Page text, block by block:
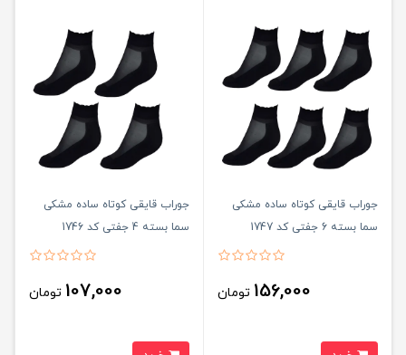
جوراب قایقی کوتاه ساده مشکی
سما بسته 6 جفتی کد 1747
156,000 تومان
جوراب قایقی کوتاه ساده مشکی
سما بسته 4 جفتی کد 1746
107,000 تومان